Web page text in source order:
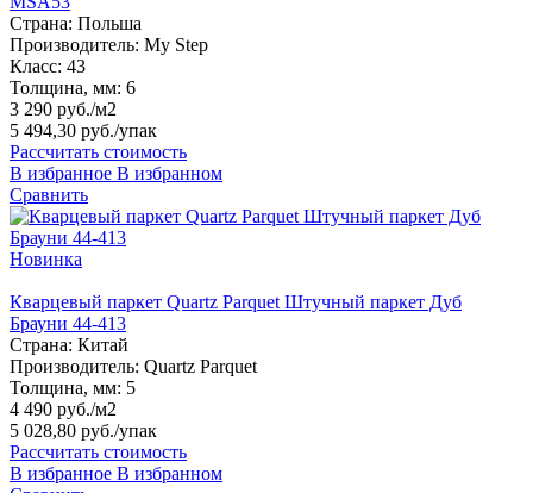
Страна: Польша
Производитель: My Step
Класс: 43
Толщина, мм: 6
3 290 руб./м2
5 494,30 руб./упак
Рассчитать стоимость
В избранное В избранном
Сравнить
Новинка
Кварцевый паркет Quartz Parquet Штучный паркет Дуб
Брауни 44-413
Страна: Китай
Производитель: Quartz Parquet
Толщина, мм: 5
4 490 руб./м2
5 028,80 руб./упак
Рассчитать стоимость
В избранное В избранном